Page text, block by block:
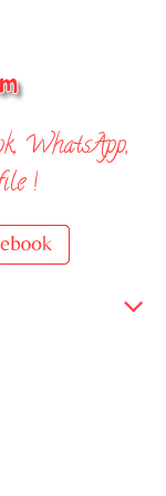
WhatsApp,
!